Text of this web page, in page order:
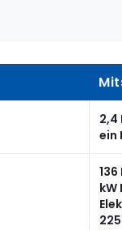
2,4
ein
kW